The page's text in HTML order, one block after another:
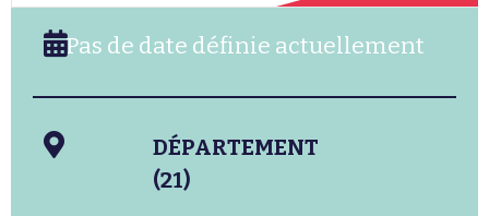
Pas de date définie actuellement
DÉPARTEMENT
(21)